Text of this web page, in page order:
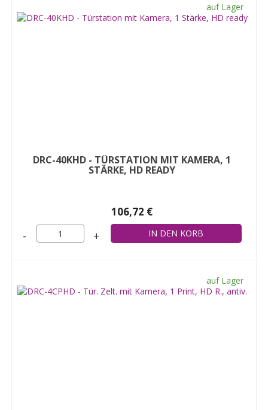
auf Lager
DRC-40KHD - TÜRSTATION MIT KAMERA, 1
STÄRKE, HD READY
106,72 €
- +
auf Lager